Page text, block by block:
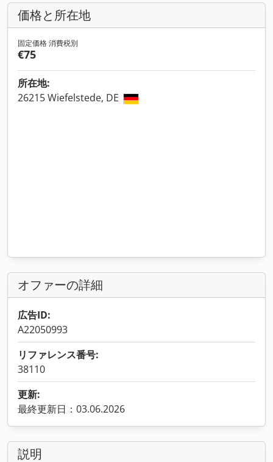
価格と所在地
固定価格 消費税別
€75
所在地:
26215 Wiefelstede, DE
オファーの詳細
広告ID:
A22050993
リファレンス番号:
38110
更新:
最終更新日：03.06.2026
説明